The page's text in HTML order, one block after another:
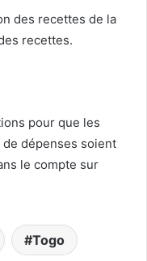
des recettes de la
recettes.
pour que les
dépenses soient
le compte sur
Togo